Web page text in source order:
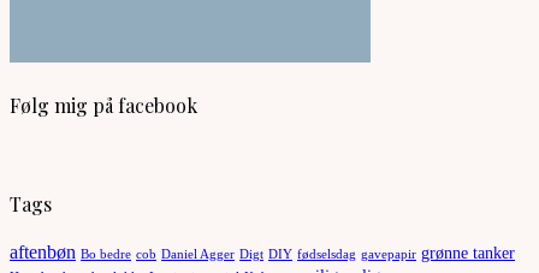
Følg mig på facebook
Tags
aftenbøn Bo bedre cob Daniel Agger Digt DIY fødselsdag gavepapir grønne tanker